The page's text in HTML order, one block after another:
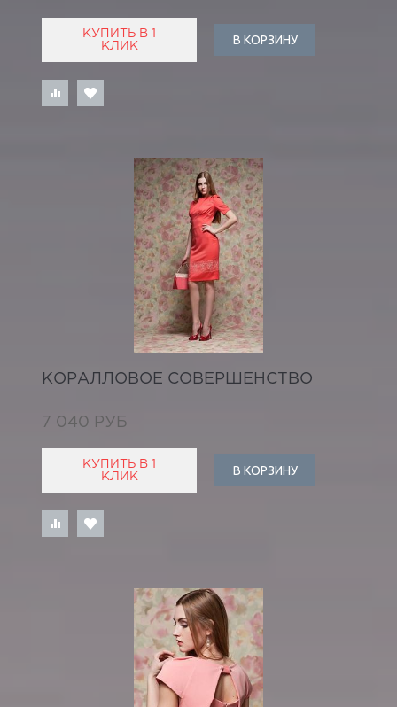
КУПИТЬ В 1
КЛИК
В КОРЗИНУ
КОРАЛЛОВОЕ СОВЕРШЕНСТВО
7 040 РУБ
КУПИТЬ В 1
КЛИК
В КОРЗИНУ